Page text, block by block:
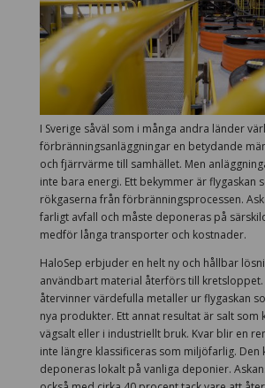
I Sverige såväl som i många andra länder
förbränningsanläggningar en betydande
och fjärrvärme till samhället. Men
inte bara energi. Ett bekymmer är flygaskan
rökgaserna från förbränningsprocessen.
farligt avfall och måste deponeras på
medför långa transporter och kostnader.
HaloSep erbjuder en helt ny och hållbar
användbart material återförs till kretsloppet.
återvinner värdefulla metaller ur flygaskan
nya produkter. Ett annat resultat är salt som
vägsalt eller i industriellt bruk. Kvar blir en
inte längre klassificeras som miljöfarlig. Den
deponeras lokalt på vanliga deponier.